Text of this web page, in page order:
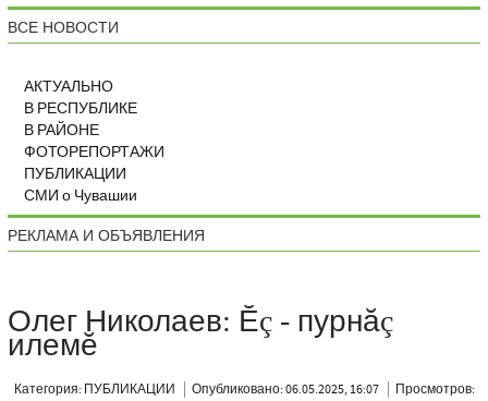
ВСЕ НОВОСТИ
АКТУАЛЬНО
В РЕСПУБЛИКЕ
В РАЙОНЕ
ФОТОРЕПОРТАЖИ
ПУБЛИКАЦИИ
СМИ о Чувашии
РЕКЛАМА И ОБЪЯВЛЕНИЯ
Олег Николаев: Ĕç - пурнăç
илемĕ
Категория: ПУБЛИКАЦИИ Опубликовано: 06.05.2025, 16:07
Просмотров: